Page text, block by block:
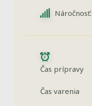
Náročnosť:
Čas prípravy
Čas varenia